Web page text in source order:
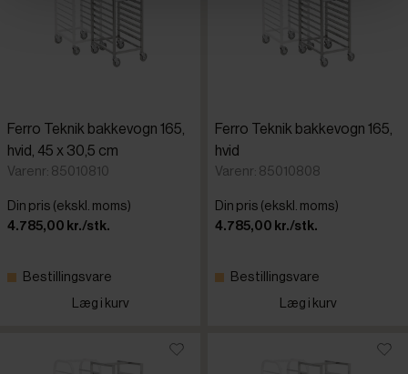
Ferro Teknik bakkevogn 165,
hvid, 45 x 30,5 cm
Varenr: 85010810
Din pris (ekskl. moms)
4.785,00 kr./stk.
Bestillingsvare
Læg i kurv
Ferro Teknik bakkevogn 165,
hvid
Varenr: 85010808
Din pris (ekskl. moms)
4.785,00 kr./stk.
Bestillingsvare
Læg i kurv